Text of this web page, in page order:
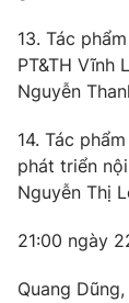
13. Tác
PT&TH Vĩnh
Nguyễn
14. Tác
phát triển
Nguyễn Thị
21:00 ngày
Quang